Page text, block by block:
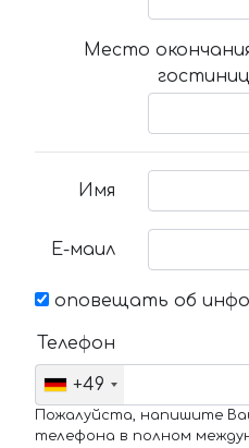
Место
Имя
Е-маил
оповещать об
Телефон
+49
Пожалуйста, напишите
телефона в полном